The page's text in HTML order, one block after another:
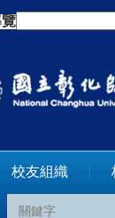
校友組織